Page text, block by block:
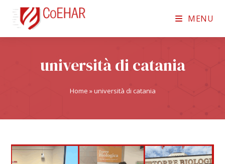
MENU
università di catania
Home »università di catania